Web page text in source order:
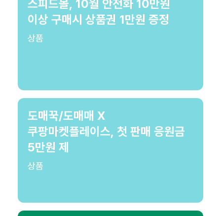
스피드몰, 10월 안전화 10만원
이상 구매시 상품권 1만원 증정
상품
도매꾹/도매매 X
쿠팡마켓플레이스, 첫 판매 응원금
5만원 제
상품